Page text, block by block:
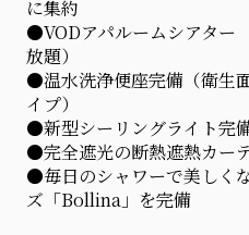
に集約
●VODアパルームシアター
放題）
●温水洗浄便座完備（衛生
イプ）
●新型シーリングライト完
●完全遮光の断熱遮熱カー
●毎日のシャワーで美しく
ズ「Bollina」を完備